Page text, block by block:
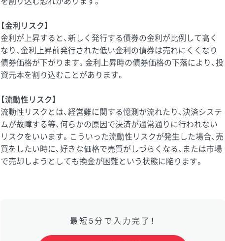
【金利リスク】
金利が上昇すると、新しく発行する債券の金利が比例して高く
なり、金利上昇前発行された低い金利の債券は売れにくくなり
債券価格が下がります。金利上昇時の債券価格の下落により、投
資元本を割り込むことがあります。
【流動性リスク】
流動性リスクとは、経営難に関する憶測が流れたり、決済システ
ムが故障する等、何らかの原因で決済が通常通りに行われない
リスクをいいます。こういった流動性リスクが発生した場合、売
買をしたい時に、好きな価格で売買がしづらくなる、または市場
で売却しようとしても換金が困難という状態に陥ります。
最短5分で入力完了！